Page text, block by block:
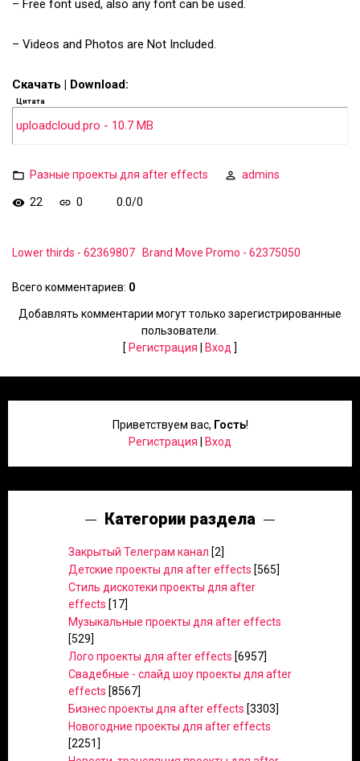
– Free font used, also any font can be used.
– Videos and Photos are Not Included.
Скачать | Download:
Цитата
uploadcloud.pro - 10.7 MB
Разные проекты для after effects admins
22 0 0.0/0
Lower thirds - 62369807 Brand Move Promo - 62375050
Всего комментариев: 0
Добавлять комментарии могут только зарегистрированные
пользователи.
[ Регистрация Вход ]
Приветствуем вас, Гость!
Регистрация
Вход
Категории раздела
Закрытый Телеграм канал [2]
Детские проекты для after effects [565]
Стиль дискотеки проекты для after
effects [17]
Музыкальные проекты для after effects
[529]
Лого проекты для after effects [6957]
Свадебные - слайд шоу проекты для after
effects [8567]
Бизнес проекты для after effects [3303]
Новогодние проекты для after effects
[2251]